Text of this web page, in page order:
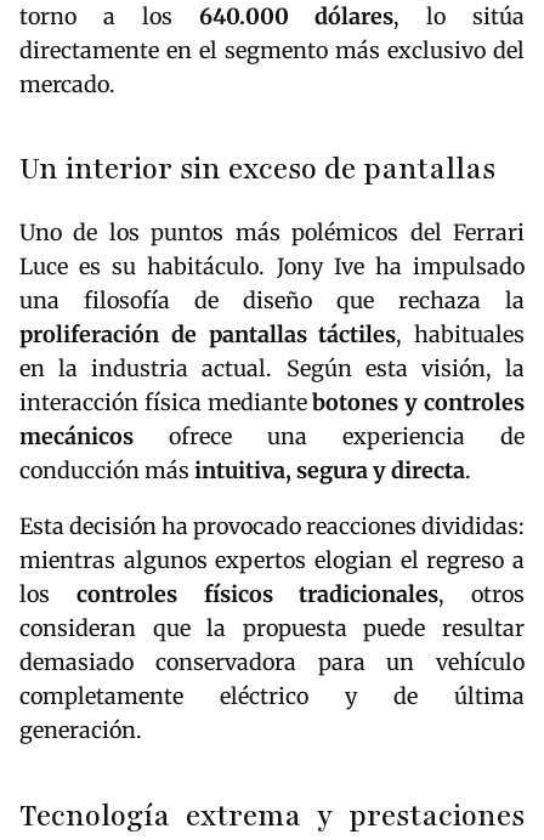
torno a los 640.000 dólares, lo sitúa
directamente en el segmento más exclusivo del
mercado.
Un interior sin exceso de pantallas
Uno de los puntos más polémicos del Ferrari
Luce es su habitáculo. Jony Ive ha impulsado
una filosofía de diseño que rechaza la
proliferación de pantallas táctiles, habituales
en la industria actual. Según esta visión, la
interacción física mediantebotones y controles
mecánicos ofrece una experiencia de
conducción más intuitiva, segura y directa.
Esta decisión ha provocado reacciones divididas:
mientras algunos expertos elogian el regreso a
los controles físicos tradicionales, otros
consideran que la propuesta puede resultar
demasiado conservadora para un vehículo
completamente eléctrico y de última
generación.
Tecnología extrema y prestaciones